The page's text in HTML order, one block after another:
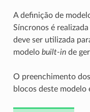
A definição de
Síncronos é
deve ser utilizada
modelo built-inde
O preenchimento
blocos deste modelo